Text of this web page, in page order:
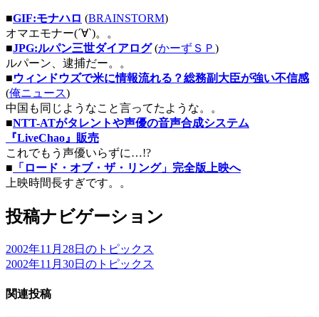
■GIF:モナハロ (BRAINSTORM)
オマエモナー(´∀`)。。
■JPG:ルパン三世ダイアログ(かーずＳＰ )
ルパーン、逮捕だー。。
■ウィンドウズで米に情報流れる？総務副大臣が強い不信感
(俺ニュース)
中国も同じようなこと言ってたような。。
■NTT-ATがタレントや声優の音声合成システム
『LiveChao』販売
これでもう声優いらずに…!?
■ 「ロード・オブ・ザ・リング」完全版上映へ
上映時間長すぎです。。
投稿ナビゲーション
2002年11月28日のトピックス
2002年11月30日のトピックス
関連投稿